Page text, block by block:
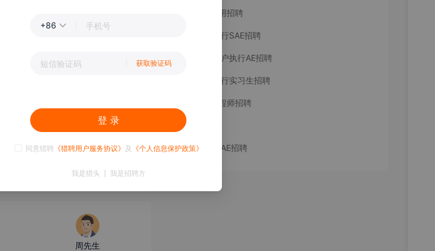
负责人
周先生
FAE产品应用招聘
广告客户执行SAE招聘
助理广告客户执行AE招聘
广告客户执行实习生招聘
产品FAE工程师招聘
AE销售招聘
房地产广告AE招聘
+86
获取验证码
登 录
同意猎聘 《猎聘用户服务协议》 及 《个人信息保护政策》
我是猎头 我是招聘方